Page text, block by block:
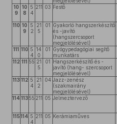
10
9
10
8
5
4
211 03 Festő
110 10
9
5
2
21
5
01 Gyakorló hangszerkészítő
és -javító
(hangszercsoport
megjelölésével)
111 110 5
4
14
0
01 Gyógypedagógiai segítő
munkatárs
112 111 55 21
5
01 Hangszerkészítő és -
javító (hang- szercsoport
megjelölésével)
113 112 5
4
21
2
04 Jazz-zenész
(szakmairány
megjelölésével)
114 11355 211 05 Jelmeztervező
115114 5
4
211 05 Kerámiaműves